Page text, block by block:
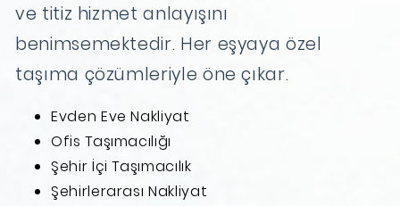
ve titiz hizmet anlayışını
benimsemektedir. Her eşyaya özel
taşıma çözümleriyle öne çıkar.
Evden Eve Nakliyat
Ofis Taşımacılığı
Şehir İçi Taşımacılık
Şehirlerarası Nakliyat